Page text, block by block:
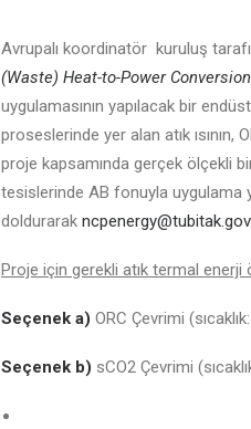
Avrupalı koordinatör kuruluş
(Waste) Heat-to-Power Conversion
uygulamasının yapılacak bir
proseslerinde yer alan atık ısının,
proje kapsamında gerçek ölçekli
tesislerinde AB fonuyla uygulama
doldurarak
Proje için gerekli atık termal enerji
Seçenek a) ORC Çevrimi
Seçenek b) sCO2 Çevrimi